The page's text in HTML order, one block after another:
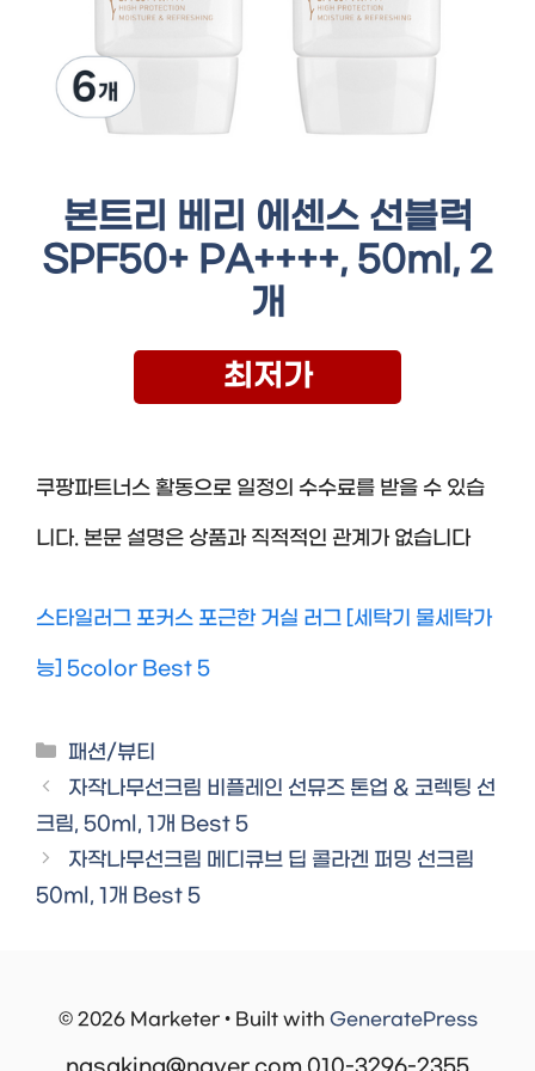
본트리 베리 에센스 선블럭
SPF50+ PA++++, 50ml, 2
개
최저가
쿠팡파트너스 활동으로 일정의 수수료를 받을 수 있습
니다. 본문 설명은 상품과 직적적인 관계가 없습니다
스타일러그 포커스 포근한 거실 러그 [세탁기 물세탁가
능] 5color Best 5
Categories
패션/뷰티
자작나무선크림 비플레인 선뮤즈 톤업 & 코렉팅 선
크림, 50ml, 1개 Best 5
자작나무선크림 메디큐브 딥 콜라겐 퍼밍 선크림
50ml, 1개 Best 5
© 2026 Marketer • Built with GeneratePress